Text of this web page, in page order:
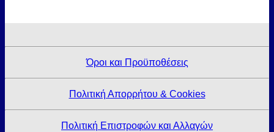
Όροι και Προϋποθέσεις
Πολιτική Απορρήτου & Cookies
Πολιτική Επιστροφών και Αλλαγών